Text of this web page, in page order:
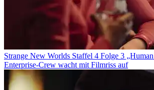
Strange New Worlds Staffel 4 Folge 3
Enterprise-Crew wacht mit Filmriss auf